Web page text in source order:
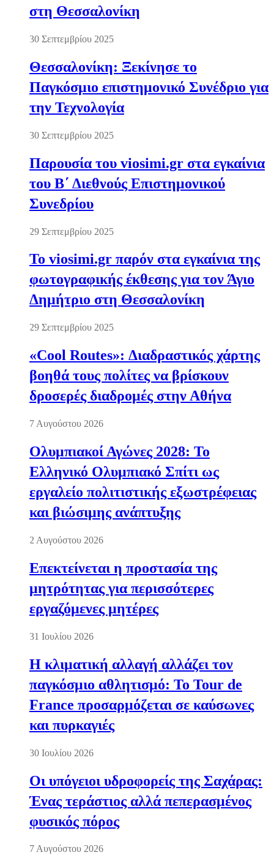
στη Θεσσαλονίκη
30 Σεπτεμβρίου 2025
Θεσσαλονίκη: Ξεκίνησε το
Παγκόσμιο επιστημονικό Συνέδριο για
την Τεχνολογία
30 Σεπτεμβρίου 2025
Παρουσία του viosimi.gr στα εγκαίνια
του Β΄ Διεθνούς Επιστημονικού
Συνεδρίου
29 Σεπτεμβρίου 2025
Το viosimi.gr παρόν στα εγκαίνια της
φωτογραφικής έκθεσης για τον Άγιο
Δημήτριο στη Θεσσαλονίκη
29 Σεπτεμβρίου 2025
«Cool Routes»: Διαδραστικός χάρτης
βοηθά τους πολίτες να βρίσκουν
δροσερές διαδρομές στην Αθήνα
7 Αυγούστου 2026
Ολυμπιακοί Αγώνες 2028: Το
Ελληνικό Ολυμπιακό Σπίτι ως
εργαλείο πολιτιστικής εξωστρέφειας
και βιώσιμης ανάπτυξης
2 Αυγούστου 2026
Επεκτείνεται η προστασία της
μητρότητας για περισσότερες
εργαζόμενες μητέρες
31 Ιουλίου 2026
Η κλιματική αλλαγή αλλάζει τον
παγκόσμιο αθλητισμό: Το Tour de
France προσαρμόζεται σε καύσωνες
και πυρκαγιές
30 Ιουλίου 2026
Οι υπόγειοι υδροφορείς της Σαχάρας:
Ένας τεράστιος αλλά πεπερασμένος
φυσικός πόρος
7 Αυγούστου 2026